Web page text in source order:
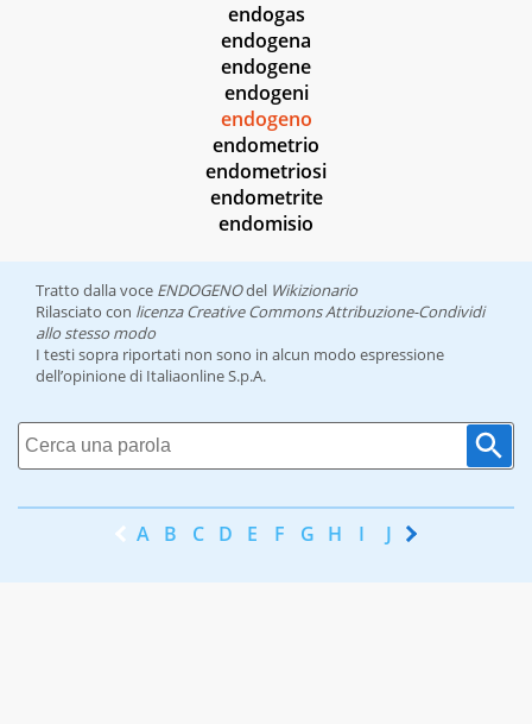
endogas
endogena
endogene
endogeni
endogeno
endometrio
endometriosi
endometrite
endomisio
Tratto dalla voce ENDOGENOdel Wikizionario
Rilasciato con licenza Creative Commons Attribuzione-Condividi
allo stesso modo
I testi sopra riportati non sono in alcun modo espressione
dell’opinione di Italiaonline S.p.A.
A B C D E F G H I J K